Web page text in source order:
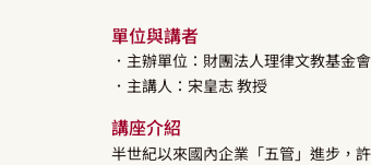
單位與講者
．主辦單位：財團法人理律文教基金會
．主講人： 宋皇志教授
講座介紹
半世紀以來國內企業「五管」進步，